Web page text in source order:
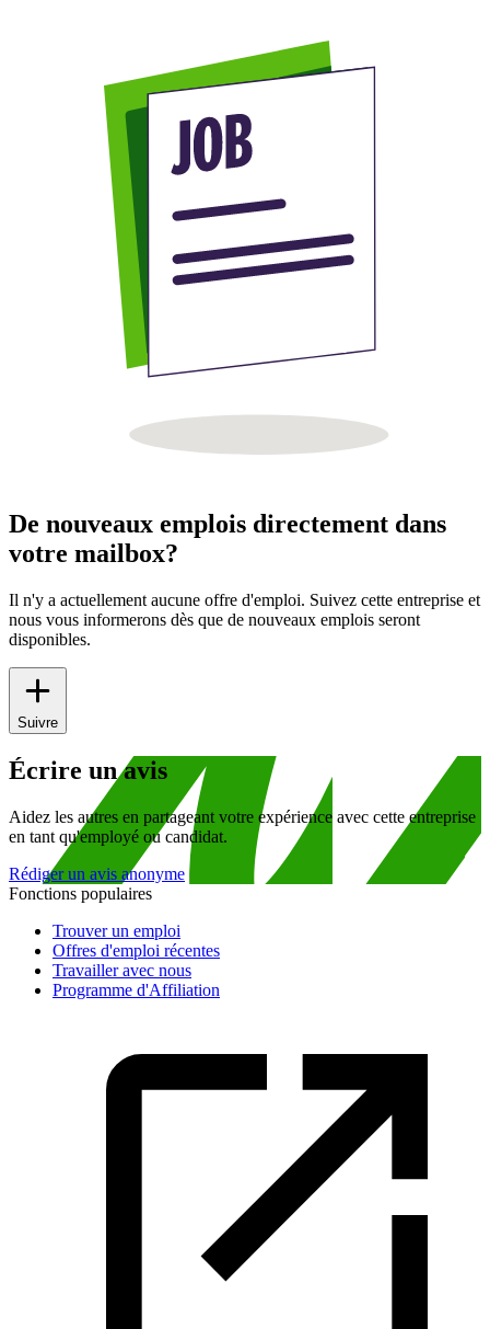
De nouveaux emplois directement dans
votre mailbox?
Il n'y a actuellement aucune offre d'emploi. Suivez cette entreprise et
nous vous informerons dès que de nouveaux emplois seront
disponibles.
Suivre
Écrire un avis
Aidez les autres en partageant votre expérience avec cette entreprise
en tant qu'employé ou candidat.
Rédiger un avis anonyme
Fonctions populaires
Trouver un emploi
Offres d'emploi récentes
Travailler avec nous
Programme d'Affiliation